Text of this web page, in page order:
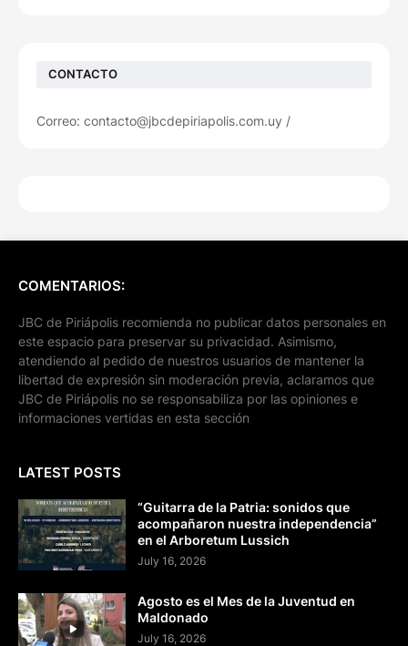
CONTACTO
Correo: contacto@jbcdepiriapolis.com.uy /
COMENTARIOS:
JBC de Piriápolis recomienda no publicar datos personales en
este espacio para preservar su privacidad. Asimismo,
atendiendo al pedido de nuestros usuarios de mantener la
libertad de expresión sin moderación previa, aclaramos que
JBC de Piriápolis no se responsabiliza por las opiniones e
informaciones vertidas en esta sección
LATEST POSTS
“Guitarra de la Patria: sonidos que
acompañaron nuestra independencia”
en el Arboretum Lussich
July 16, 2026
Agosto es el Mes de la Juventud en
Maldonado
July 16, 2026